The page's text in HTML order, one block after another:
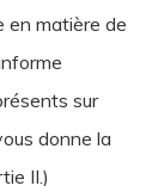
en matière de
sur
donne la
II.)